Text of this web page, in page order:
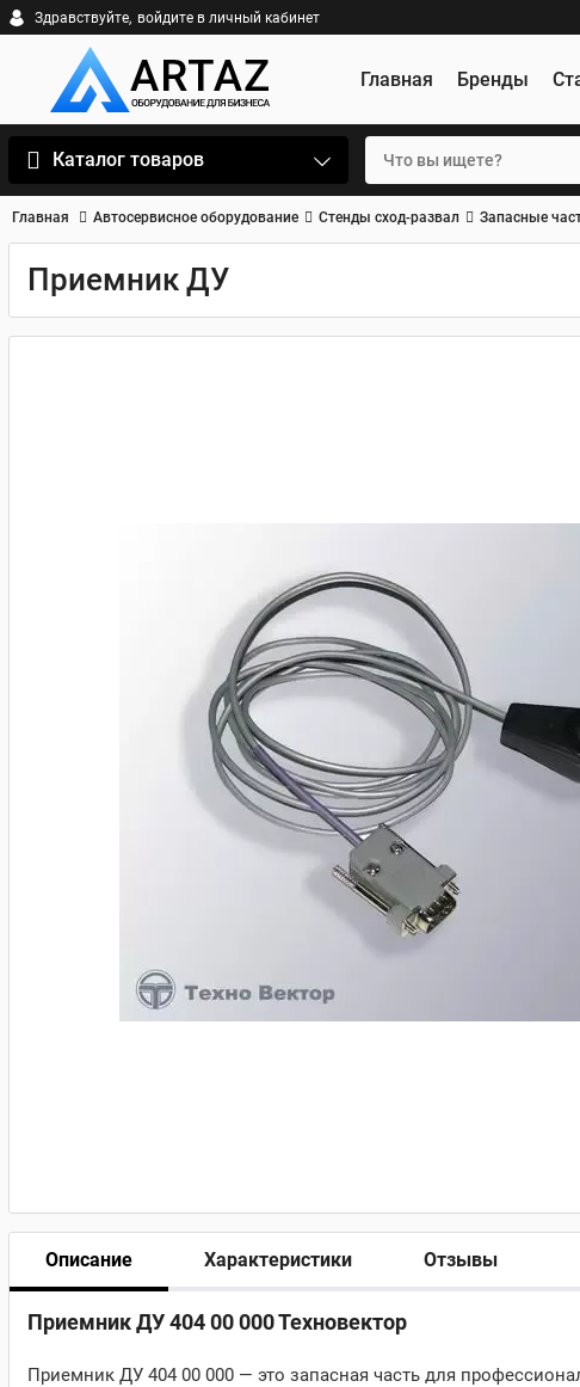
Здравствуйте, войдите в личный кабинет
Главная Бренды
Каталог товаров
Главная Автосервисное оборудование Стенды сход-развал Запасные
Приемник ДУ
Описание Характеристики Отзывы
Приемник ДУ 404 00 000 Техновектор
Приемник ДУ 404 00 000 — это запасная часть для